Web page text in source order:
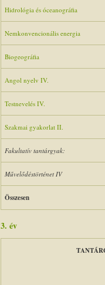
Hidrológia és óceanográfia
Nemkonvencionális energia
Biogeográfia
Angol nyelv IV.
Testnevelés IV.
Szakmai gyakorlat II.
Fakultatív tantárgyak:
Művelődéstörténet IV
Összesen
3. év